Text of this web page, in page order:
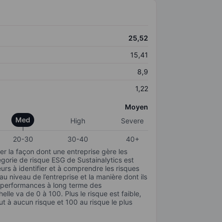
25,52
15,41
8,9
1,22
Moyen
Med
High Severe
20-30 30-40
40+
la façon dont une entreprise gère les
de risque ESG de Sustainalytics est
à identifier et à comprendre les risques
niveau de l’entreprise et la manière dont ils
à long terme des
va de 0 à 100. Plus le risque est faible,
à aucun risque et 100 au risque le plus